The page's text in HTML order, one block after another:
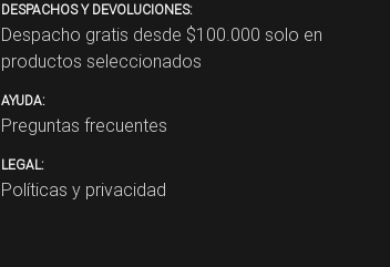
DESPACHOS Y DEVOLUCIONES:
Despacho gratis desde $100.000 solo en
productos seleccionados
AYUDA:
Preguntas frecuentes
LEGAL:
Políticas y privacidad